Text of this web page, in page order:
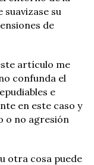
su
de
artículo me
confunda el
e
en este caso y
o no agresión
otra cosa puede